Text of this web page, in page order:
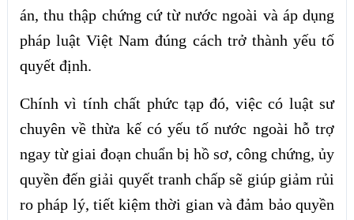
án, thu thập chứng cứ từ nước ngoài và áp dụng
pháp luật Việt Nam đúng cách trở thành yếu tố
quyết định.
Chính vì tính chất phức tạp đó, việc có luật sư
chuyên về thừa kế có yếu tố nước ngoài hỗ trợ
ngay từ giai đoạn chuẩn bị hồ sơ, công chứng, ủy
quyền đến giải quyết tranh chấp sẽ giúp giảm rủi
ro pháp lý, tiết kiệm thời gian và đảm bảo quyền